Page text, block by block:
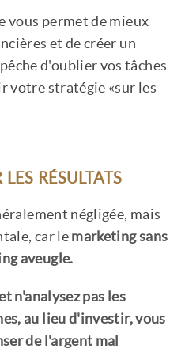
vous permet de mieux
et de créer un
d'oublier vos tâches
votre stratégie «sur les
RÉSULTATS
négligée, mais
car le marketing sans
aveugle.
n'analysez pas les
au lieu d'investir, vous
de l'argent mal